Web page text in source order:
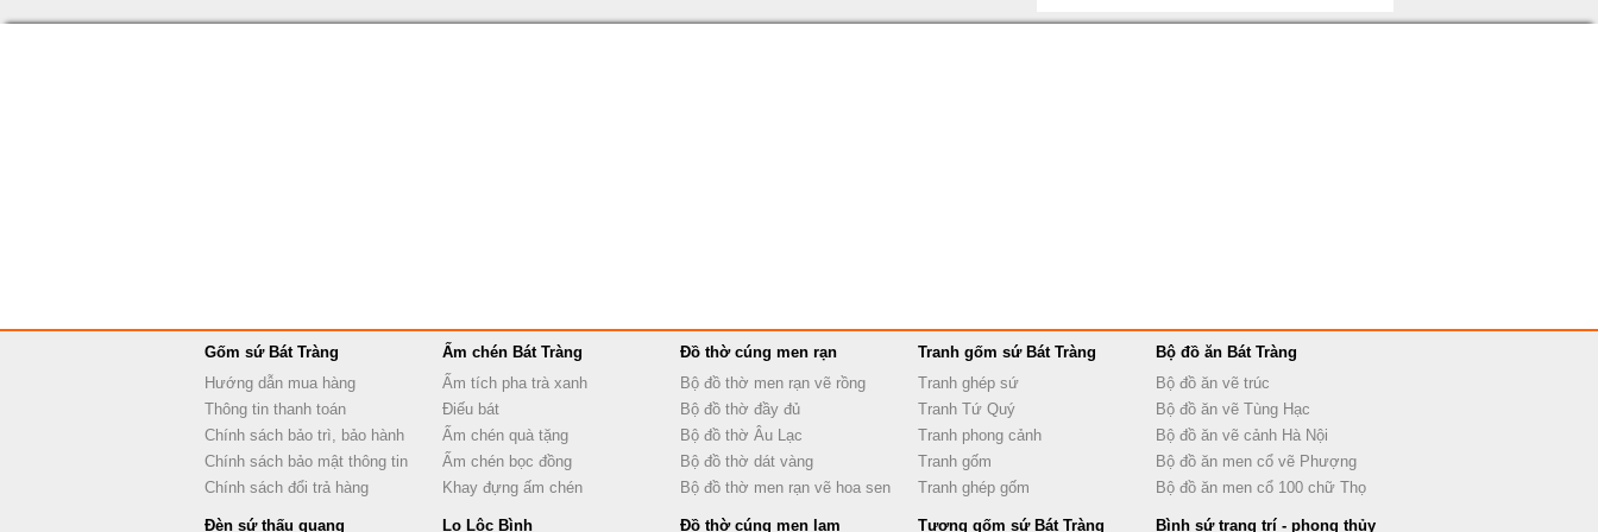
Gốm sứ Bát Tràng
Hướng dẫn mua hàng
Thông tin thanh toán
Chính sách bảo trì, bảo hành
Chính sách bảo mật thông tin
Chính sách đổi trả hàng
Ấm chén Bát Tràng
Ấm tích pha trà xanh
Điếu bát
Ấm chén quà tặng
Ấm chén bọc đồng
Khay đựng ấm chén
Đồ thờ cúng men rạn
Bộ đồ thờ men rạn vẽ rồng
Bộ đồ thờ đầy đủ
Bộ đồ thờ Âu Lạc
Bộ đồ thờ dát vàng
Bộ đồ thờ men rạn vẽ hoa sen
Tranh gốm sứ Bát Tràng
Tranh ghép sứ
Tranh Tứ Quý
Tranh phong cảnh
Tranh gốm
Tranh ghép gốm
Bộ đồ ăn Bát Tràng
Bộ đồ ăn vẽ trúc
Bộ đồ ăn vẽ Tùng Hạc
Bộ đồ ăn vẽ cảnh Hà Nội
Bộ đồ ăn men cổ vẽ Phượng
Bộ đồ ăn men cổ 100 chữ Thọ
Đèn sứ thấu quang Lọ Lộc Bình Đồ thờ cúng men lam Tượng gốm sứ Bát Tràng Bình sứ trang trí - phong thủy